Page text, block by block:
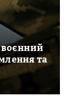
воєнний
та